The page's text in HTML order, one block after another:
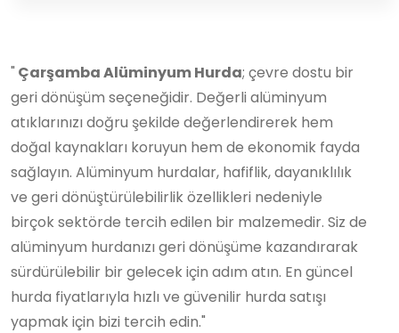
" Çarşamba Alüminyum Hurda; çevre dostu bir
geri dönüşüm seçeneğidir. Değerli alüminyum
atıklarınızı doğru şekilde değerlendirerek hem
doğal kaynakları koruyun hem de ekonomik fayda
sağlayın. Alüminyum hurdalar, hafiflik, dayanıklılık
ve geri dönüştürülebilirlik özellikleri nedeniyle
birçok sektörde tercih edilen bir malzemedir. Siz de
alüminyum hurdanızı geri dönüşüme kazandırarak
sürdürülebilir bir gelecek için adım atın. En güncel
hurda fiyatlarıyla hızlı ve güvenilir hurda satışı
yapmak için bizi tercih edin."